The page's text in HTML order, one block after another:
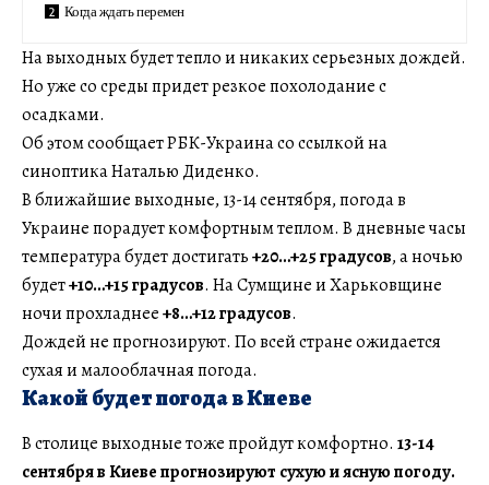
Когда ждать перемен
На выходных будет тепло и никаких серьезных дождей.
Но уже со среды придет резкое похолодание с
осадками.
Об этом сообщает РБК-Украина со ссылкой на
синоптика Наталью Диденко.
В ближайшие выходные, 13-14 сентября, погода в
Украине порадует комфортным теплом. В дневные часы
температура будет достигать+20…+25 градусов, а ночью
будет+10…+15 градусов. На Сумщине и Харьковщине
ночи прохладнее+8…+12 градусов.
Дождей не прогнозируют. По всей стране ожидается
сухая и малооблачная погода.
Какой будет погода в Киеве
В столице выходные тоже пройдут комфортно. 13-14
сентября в Киеве прогнозируют сухую и ясную погоду.